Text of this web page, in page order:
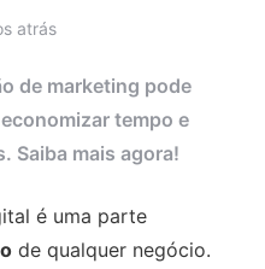
atrás
de marketing pode
tempo e
Saiba mais agora!
é uma parte
de qualquer negócio.